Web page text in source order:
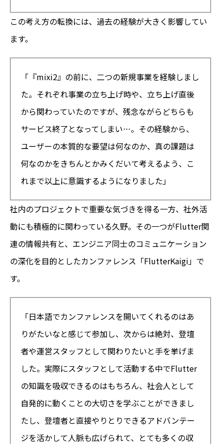
この考え方の転換には、過去の経験が大きく影響してい
ます。
「『mixi2』の前に、二つの新規事業を経験しまし
た。それぞれ事業の立ち上げ時や、立ち上げ直後
から関わっていたのですが、残念ながらどちらも
サービス終了となってしまい…。その経験から、
ユーザーの本質的な要望は何なのか、真の課題は
何なのかをきちんとかみくだいて考えるよう、こ
れまで以上に意識するようになりました」
社内のプロジェクトで重要な気づきを得る一方、社外活
動にも積極的に関わっている久野。その一つがFlutter関
連の情報共有と、エンジニア同士のコミュニケーション
の深化を目的としたカンファレンス「FlutterKaigi」で
す。
「日本語でカンファレンスを開いてくれるのはあ
りがたいなと感じて参加し、次からは絶対、登壇
者や運営スタッフとして関わりたいと手を挙げま
した。実際にスタッフとして活動する中でFlutter
の知識を吸収できるのはもちろん、社会人として
自発的に動くことの大切さを学ぶことができまし
たし、登壇者と直接やりとりできるアドバンテー
ジを活かして人脈も広げられて、とても多くの収